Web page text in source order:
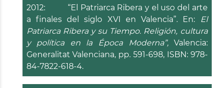
2012: “El Patriarca Ribera y el uso del arte
a finales del siglo XVI en Valencia”. En:
El
Patriarca Ribera y su Tiempo. Religión, cultura
y política en la Época Moderna”,Valencia:
Generalitat Valenciana, pp. 591-698, ISBN: 978-
84-7822-618-4.